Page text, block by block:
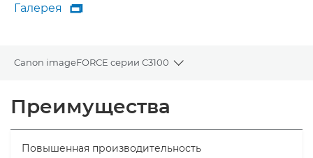
Галерея
Галерея

Canon imageFORCE серии C3100
Toggle breadcrumbs
Технические характеристики
Преимущества
Повышенная производительность